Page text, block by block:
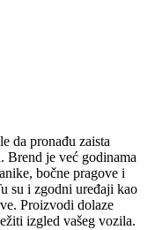
da pronađu zaista
Brend je već godinama
bočne pragove i
su i zgodni uređaji kao
Proizvodi dolaze
izgled vašeg vozila.